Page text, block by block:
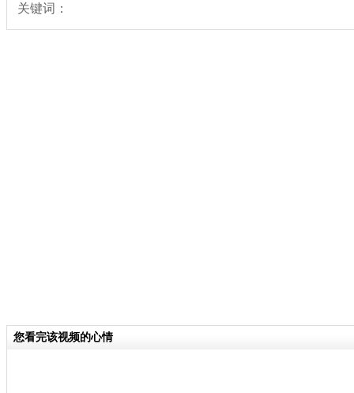
关键词：
您看完该视频的心情